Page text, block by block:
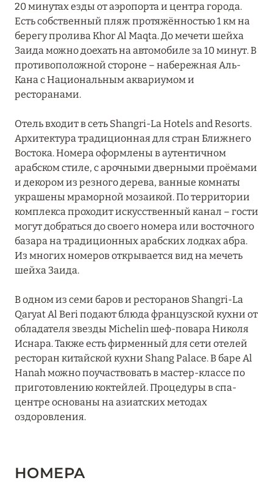
W Abu-Dhabi - Yas Island
АДЖМАН
ДУБАЙ
РАС-ЭЛЬ-ХАЙМА 7
УММ-АЛЬ-КУВЕЙН
ШАРДЖА 1
ЭЛЬ-ФУДЖАЙРА
20 минутах езды от аэропорта и центра города.
Есть собственный пляж протяжённостью 1 км на
берегу пролива Khor Al Maqta. До мечети шейха
Заида можно доехать на автомобиле за 10 минут. В
противоположной стороне – набережная Аль-
Кана с Национальным аквариумом и
ресторанами.
Отель входит в сеть Shangri-La Hotels and Resorts.
Архитектура традиционная для стран Ближнего
Востока. Номера оформлены в аутентичном
арабском стиле, с арочными дверными проёмами
и декором из резного дерева, ванные комнаты
украшены мраморной мозаикой. По территории
комплекса проходит искусственный канал – гости
могут добраться до своего номера или восточного
базара на традиционных арабских лодках абра.
Из многих номеров открывается вид на мечеть
шейха Заида.
В одном из семи баров и ресторанов Shangri-La
Qaryat Al Beri подают блюда французской кухни от
обладателя звезды Michelin шеф-повара Николя
Иснара. Также есть фирменный для сети отелей
ресторан китайской кухни Shang Palace. В баре Al
Hanah можно поучаствовать в мастер-классе по
приготовлению коктейлей. Процедуры в спа-
центре основаны на азиатских методах
оздоровления.
НОМЕРА